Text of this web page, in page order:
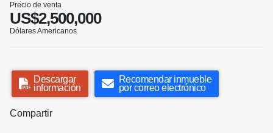
Precio de venta
US$2,500,000
Dólares Americanos
Descargar
información
Recomendar inmueble
por correo electrónico
Compartir